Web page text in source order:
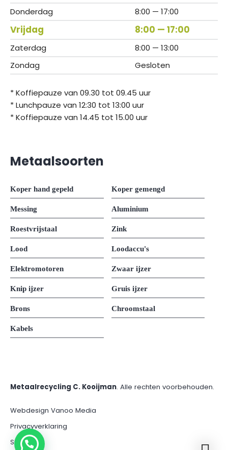
Donderdag
8:00 — 17:00
Vrijdag 8:00 — 17:00
Zaterdag
8:00 — 13:00
Zondag
Gesloten
* Koffiepauze van 09.30 tot 09.45 uur
* Lunchpauze van 12:30 tot 13:00 uur
* Koffiepauze van 14.45 tot 15.00 uur
Metaalsoorten
Koper hand gepeld Koper gemengd
Messing Aluminium
Roestvrijstaal Zink
Lood Loodaccu's
Elektromotoren Zwaar ijzer
Knip ijzer Gruis ijzer
Brons Chroomstaal
Kabels
Metaalrecycling C. Kooijman. Alle rechten voorbehouden.
Webdesign Vanoo Media
Privacyverklaring
Sitemap